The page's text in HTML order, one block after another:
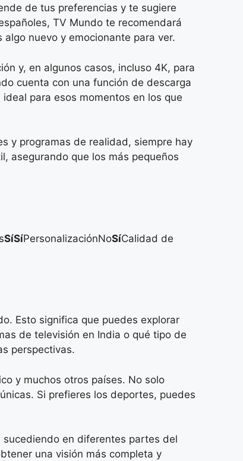
de tus preferencias y te sugiere
TV Mundo te recomendará
nuevo y emocionante para ver.
y, en algunos casos, incluso 4K, para
cuenta con una función de descarga
para esos momentos en los que
y programas de realidad, siempre hay
asegurando que los más pequeños
SíSíPersonalizaciónNoSíCalidad de
Esto significa que puedes explorar
de televisión en India o qué tipo de
perspectivas.
y muchos otros países. No solo
Si prefieres los deportes, puedes
en diferentes partes del
una visión más completa y